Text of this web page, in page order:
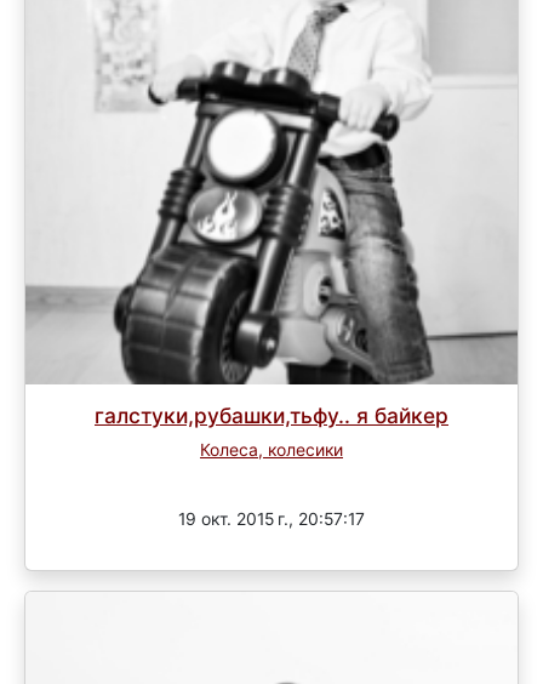
галстуки,рубашки,тьфу.. я байкер
Колеса, колесики
19 окт. 2015 г., 20:57:17